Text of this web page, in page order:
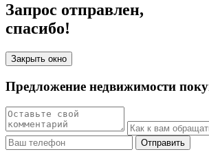
Запрос отправлен,
спасибо!
Закрыть окно
Предложение недвижимости
Отправить